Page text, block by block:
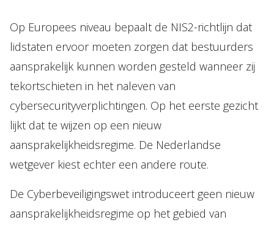
Op Europees niveau bepaalt de NIS2-richtlijn dat
lidstaten ervoor moeten zorgen dat bestuurders
aansprakelijk kunnen worden gesteld wanneer zij
tekortschieten in het naleven van
cybersecurityverplichtingen. Op het eerste gezicht
lijkt dat te wijzen op een nieuw
aansprakelijkheidsregime. De Nederlandse
wetgever kiest echter een andere route.
De Cyberbeveiligingswet introduceert geen nieuw
aansprakelijkheidsregime op het gebied van